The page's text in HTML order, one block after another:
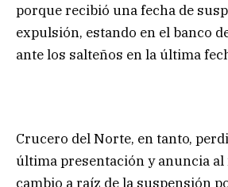
porque recibió una fecha de
expulsión, estando en el banco
ante los salteños en la última
Crucero del Norte, en tanto,
última presentación y anuncia
cambio a raíz de la suspensión